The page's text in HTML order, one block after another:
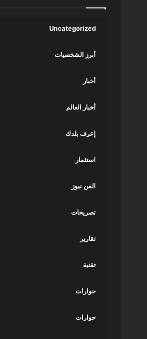
Uncategorized
أبرز الشخصيات
أخبار
أخبار العالم
إعرف بلدك
استثمار
الفن نيوز
تصريحات
تقارير
تقنية
حوارات
حوارات